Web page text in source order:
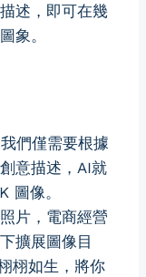
述，即可在幾
象。
們僅需要根據
意描述，AI就
圖像。
片，電商經營
擴展圖像目
栩如生，將你